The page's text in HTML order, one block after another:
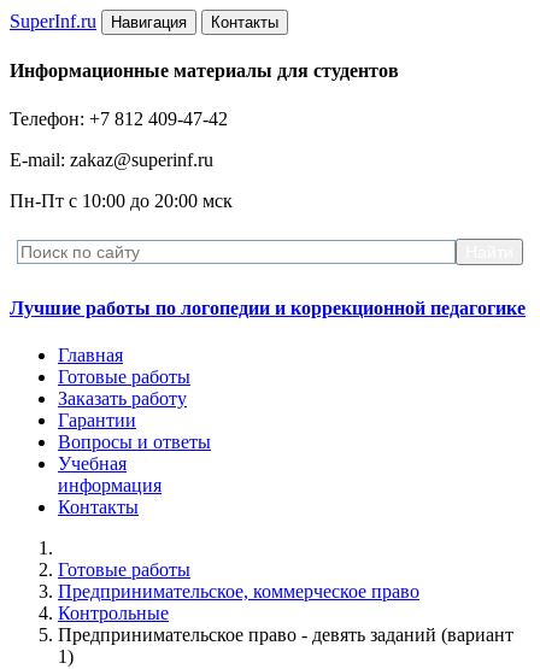
SuperInf.ru Навигация Контакты
Информационные материалы для студентов
Телефон: +7 812 409-47-42
E-mail: zakaz@superinf.ru
Пн-Пт с 10:00 до 20:00 мск
Лучшие работы по логопедии и коррекционной педагогике
Главная
Готовые работы
Заказать работу
Гарантии
Вопросы и ответы
Учебная
информация
Контакты
Готовые работы
Предпринимательское, коммерческое право
Контрольные
Предпринимательское право - девять заданий (вариант
1)